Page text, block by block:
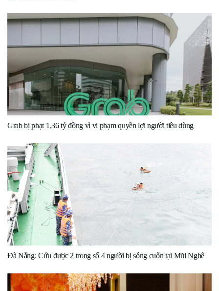
Grab bị phạt 1,36 tỷ đồng vì vi phạm quyền lợi người tiêu dùng
Đà Nẵng: Cứu được 2 trong số 4 người bị sóng cuốn tại Mũi Nghê